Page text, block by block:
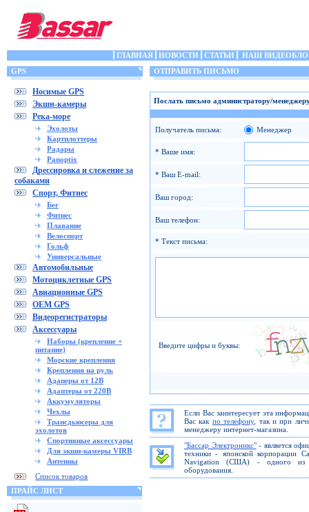
ГЛАВНАЯ НОВОСТИ СТАТЬИ
НАШ
GPS
Носимые GPS
Экшн-камеры
Река-море
Эхолоты
Картплоттеры
Радары
Panoptix
Дрессировка и слежение за
собаками
Спорт, Фитнес
Бег
Фитнес
Плавание
Велоспорт
Гольф
Универсальные
Автомобильные
Мотоциклетные GPS
Авиационные GPS
OEM GPS
Видеорегистраторы
Аксессуары
Наборы (крепление +
питание)
Морские крепления
Крепления на руль
Адаперы от 12В
Адаптеры от 220В
Аккумуляторы
Чехлы
Трансдьюсеры для
эхолотов
Спортивные аксессуары
Для экшн-камеры VIRB
Антенны
Список товаров
ПРАЙС ЛИСТ
ОТПРАВИТЬ ПИСЬМО
Послать письмо администратору/
Получатель письма: Менеджер
* Ваше имя:
* Ваш E-mail:
Ваш город:
Ваш телефон:
* Текст письма:
Введите цифры и буквы:
Если Вас заинтересует эта
Вас как по телефону, так и при
менеджеру интернет-магазина.
"Бассар Электроникс"- является
техники - японской корпорации
Navigation (США) - одного из
оборудования.